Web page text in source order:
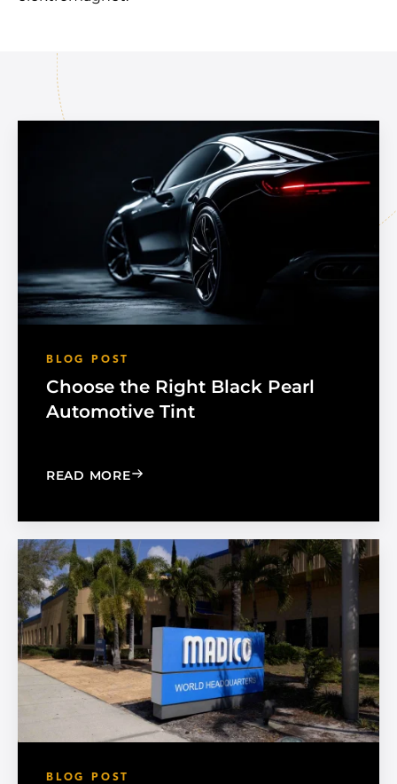
BLOG POST
Choose the Right Black Pearl
Automotive Tint
READ MORE: CHOOSE THE RIGHT BLACK PEARL
BLOG POST